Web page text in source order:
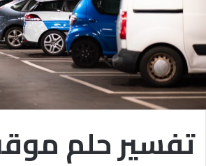
تفسير حلم